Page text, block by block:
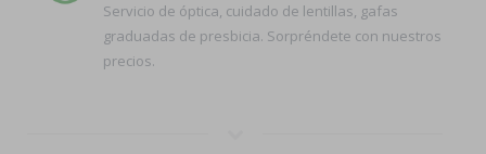
Servicio de óptica, cuidado de lentillas, gafas
graduadas de presbicia. Sorpréndete con nuestros
precios.